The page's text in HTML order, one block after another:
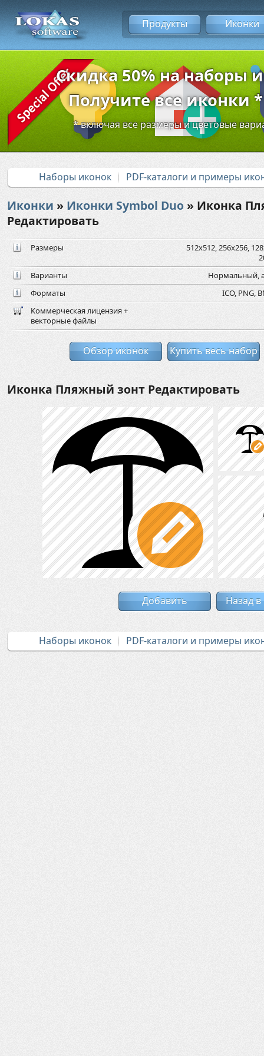
Продукты Иконки
Скидка 50% на наборы
Получите все иконки
* включая все размеры и цветовые
Наборы иконок PDF-каталоги и примеры
Иконки » Иконки Symbol Duo » Иконка
Редактировать
Размеры
512x512, 256x256,
Варианты
Нормальный,
Форматы
ICO, PNG,
Коммерческая лицензия +
векторные файлы
Обзор иконок Купить весь набор
Иконка Пляжный зонт Редактировать
Добавить Назад в
Наборы иконок PDF-каталоги и примеры